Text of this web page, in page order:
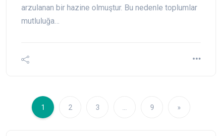
arzulanan bir hazine olmuştur. Bu nedenle toplumlar
mutluluğa…
1 2 3 … 9 »